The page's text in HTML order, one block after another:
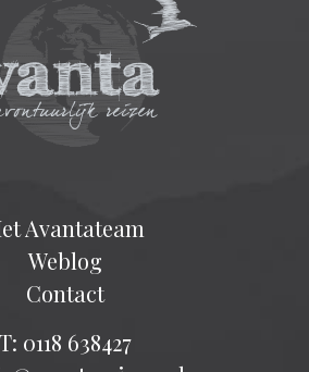
Avantateam
Weblog
Contact
T: 0118 638427